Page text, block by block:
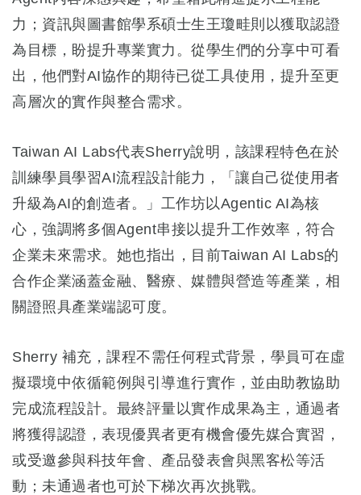
力；資訊與圖書館學系碩士生王瓊畦則以獲取認證
為目標，盼提升專業實力。從學生們的分享中可看
出，他們對AI協作的期待已從工具使用，提升至更
高層次的實作與整合需求。
Taiwan AI Labs代表Sherry說明，該課程特色在於
訓練學員學習AI流程設計能力，「讓自己從使用者
升級為AI的創造者。」工作坊以Agentic AI為核
心，強調將多個Agent串接以提升工作效率，符合
企業未來需求。她也指出，目前Taiwan AI Labs的
合作企業涵蓋金融、醫療、媒體與營造等產業，相
關證照具產業端認可度。
Sherry 補充，課程不需任何程式背景，學員可在虛
擬環境中依循範例與引導進行實作，並由助教協助
完成流程設計。最終評量以實作成果為主，通過者
將獲得認證，表現優異者更有機會優先媒合實習，
或受邀參與科技年會、產品發表會與黑客松等活
動；未通過者也可於下梯次再次挑戰。